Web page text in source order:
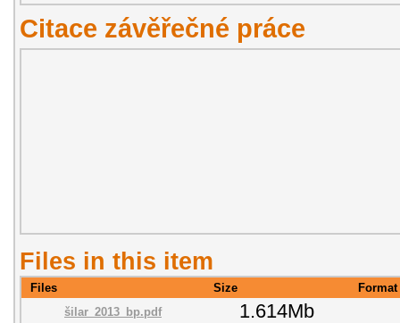
Citace závěřečné práce
Files in this item
Files Size
Format
šilar_2013_bp.pdf
1.614Mb